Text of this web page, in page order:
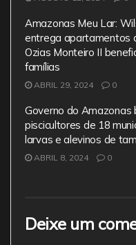
Amazonas Meu Lar:
entrega apartamentos
Ozias Monteiro II
famílias
ABRIL 29, 2024 0
Governo do Amazonas
piscicultores de 18
larvas e alevinos de
ABRIL 8, 2024 0
Deixe um